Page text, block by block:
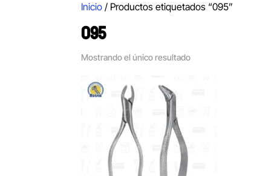
Inicio / Productos etiquetados “095”
095
Mostrando el único resultado